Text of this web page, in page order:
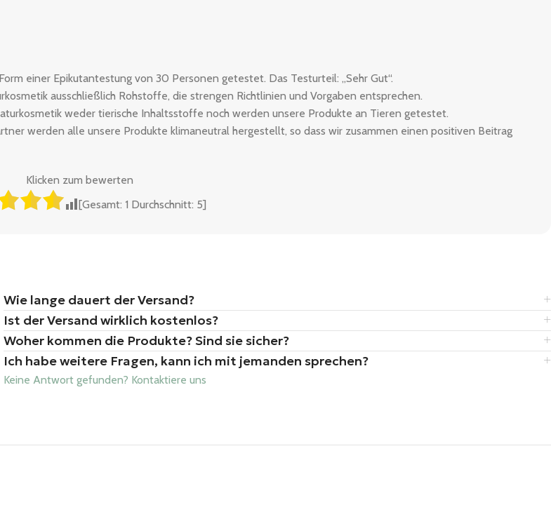
einer Epikutantestung von 30 Personen getestet. Das Testurteil: „Sehr Gut“.
ausschließlich Rohstoffe, die strengen Richtlinien und Vorgaben entsprechen.
weder tierische Inhaltsstoffe noch werden unsere Produkte an Tieren getestet.
werden alle unsere Produkte klimaneutral hergestellt, so dass wir zusammen einen positiven Beitrag
Klicken zum bewerten
[Gesamt: 1 Durchschnitt: 5]
Wie lange dauert der Versand?
Ist der Versand wirklich kostenlos?
Woher kommen die Produkte? Sind sie sicher?
Ich habe weitere Fragen, kann ich mit jemanden sprechen?
Keine Antwort gefunden? Kontaktiere uns